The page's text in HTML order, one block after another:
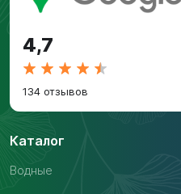
4,7
134 отзывов
Каталог
Водные